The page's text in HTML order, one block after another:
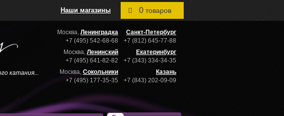
0 товаров
Наши магазины
катания...
Москва, Ленинградка
+7 (495) 542-68-68
Москва, Ленинский
+7 (495) 641-82-82
Москва, Сокольники
+7 (495) 177-35-35
Санкт-Петербург
+7 (812) 645-77-88
Екатеринбург
+7 (343) 334-34-35
Казань
+7 (843) 202-09-09